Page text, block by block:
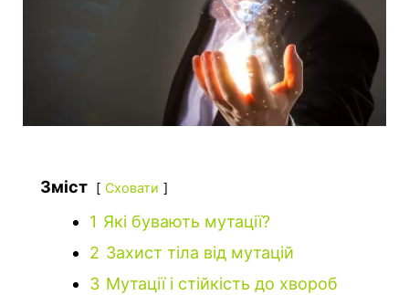
Зміст Сховати
1 Які бувають мутації?
2 Захист тіла від мутацій
3 Мутації і стійкість до хвороб